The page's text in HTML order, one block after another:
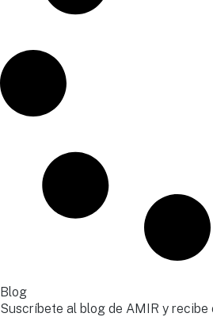
Blog
Suscríbete al blog de AMIR y recibe